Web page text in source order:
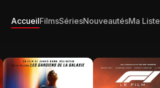
AccueilFilmsSériesNouveautésMa Liste